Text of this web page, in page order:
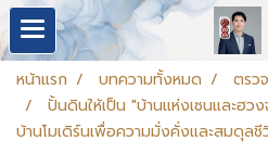
หน้าแรก บทความทั้งหมด
ตรว
ปั้นดินให้เป็น "บ้านแห่งเซนและฮว
บ้านโมเดิร์นเพื่อความมั่งคั่งและสมดุลชี